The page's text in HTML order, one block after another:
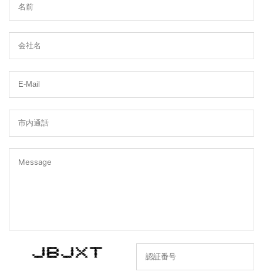
* ****** * * * *******
* * * * * * *
* * * * * * *
* ****** * * *
* * * * * * *
* * * * * * * * *
***** ****** ***** * * *